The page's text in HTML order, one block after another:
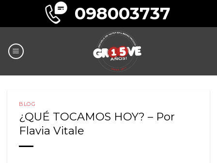
content
098003737
BLOG
¿QUÉ TOCAMOS HOY? – Por
Flavia Vitale